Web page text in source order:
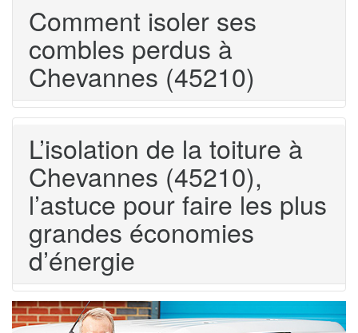
Comment isoler ses
combles perdus à
Chevannes (45210)
L’isolation de la toiture à
Chevannes (45210),
l’astuce pour faire les plus
grandes économies
d’énergie